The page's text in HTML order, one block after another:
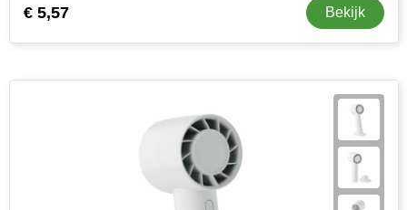
€ 5,57 Bekijk